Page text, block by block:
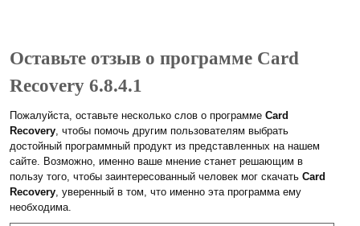
Оставьте отзыв о программе Card
Recovery 6.8.4.1
Пожалуйста, оставьте несколько слов о программе Card
Recovery, чтобы помочь другим пользователям выбрать
достойный программный продукт из представленных на нашем
сайте. Возможно, именно ваше мнение станет решающим в
пользу того, чтобы заинтересованный человек мог скачать Card
Recovery, уверенный в том, что именно эта программа ему
необходима.